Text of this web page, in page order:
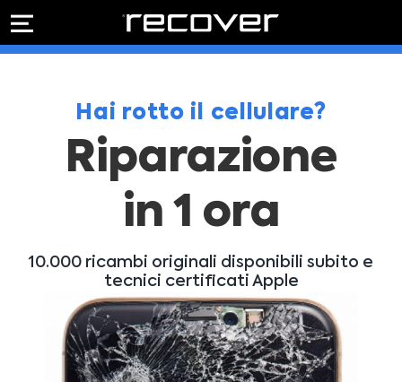
Shop online
Rivenditori B2B
RIVENDITORI B2B
PREVENTIVO
online
RIPARAZIONE
Riparazione
schermo
Sostituzione
Hai rotto il cellulare?
Riparazione
in 1 ora
10.000 ricambi originali disponibili subito e
tecnici certificati Apple